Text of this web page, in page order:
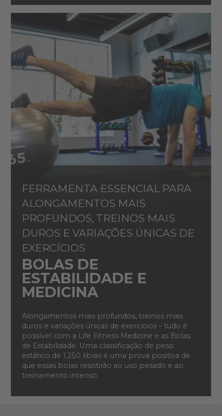
FERRAMENTA ESSENCIAL PARA
ALONGAMENTOS MAIS
PROFUNDOS, TREINOS MAIS
DUROS E VARIAÇÕES ÚNICAS DE
EXERCÍCIOS
BOLAS DE
ESTABILIDADE E
MEDICINA
Alongamentos mais profundos, treinos mais
duros e variações únicas de exercícios – tudo é
possível com a Life Fitness Medicine e as Bolas
de Estabilidade. Uma classificação de peso
estático de 1.250 libras é uma prova positiva de
que essas bolas resistirão ao uso pesado e ao
treinamento intenso.